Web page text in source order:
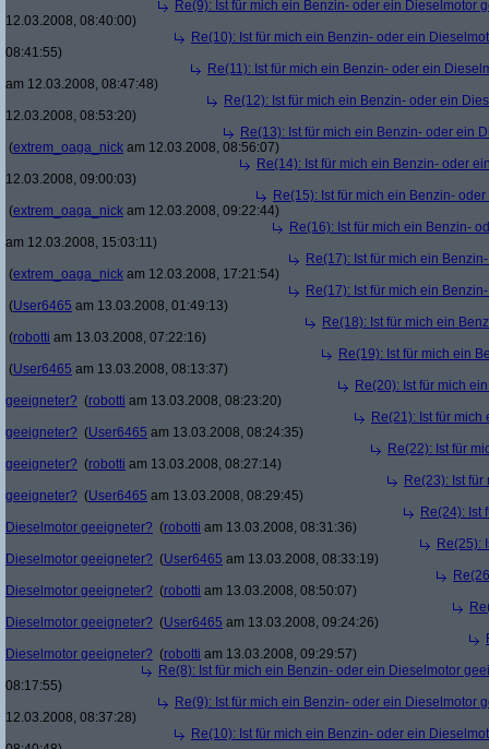
Re(9): Ist für mich ein Benzin- oder ein Dieselmotor
12.03.2008, 08:40:00)
Re(10): Ist für mich ein Benzin- oder ein
08:41:55)
Re(11): Ist für mich ein Benzin- oder ein
am 12.03.2008, 08:47:48)
Re(12): Ist für mich ein Benzin- oder ein
12.03.2008, 08:53:20)
Re(13): Ist für mich ein Benzin- oder ein
(extrem_oaga_nick am 12.03.2008, 08:56:07)
Re(14): Ist für mich ein Benzin- oder
12.03.2008, 09:00:03)
Re(15): Ist für mich ein Benzin-
(extrem_oaga_nick am 12.03.2008, 09:22:44)
Re(16): Ist für mich ein Benzin-
am 12.03.2008, 15:03:11)
Re(17): Ist für mich ein
(extrem_oaga_nick am 12.03.2008, 17:21:54)
Re(17): Ist für mich ein
(User6465 am 13.03.2008, 01:49:13)
Re(18): Ist für mich ein
(robotti am 13.03.2008, 07:22:16)
Re(19): Ist für mich ein
(User6465 am 13.03.2008, 08:13:37)
Re(20): Ist für mich
geeigneter? (robotti am 13.03.2008, 08:23:20)
Re(21): Ist für
geeigneter? (User6465 am 13.03.2008, 08:24:35)
Re(22): Ist für
geeigneter? (robotti am 13.03.2008, 08:27:14)
Re(23): Ist
geeigneter? (User6465 am 13.03.2008, 08:29:45)
Re(24): Ist
Dieselmotor geeigneter? (robotti am 13.03.2008, 08:31:36)
Re(25):
Dieselmotor geeigneter? (User6465 am 13.03.2008, 08:33:19)
Dieselmotor geeigneter? (robotti am 13.03.2008, 08:50:07)
Dieselmotor geeigneter? (User6465 am 13.03.2008, 09:24:26)
Dieselmotor geeigneter? (robotti am 13.03.2008, 09:29:57)
Re(8): Ist für mich ein Benzin- oder ein Dieselmotor
08:17:55)
Re(9): Ist für mich ein Benzin- oder ein Dieselmotor
12.03.2008, 08:37:28)
Re(10): Ist für mich ein Benzin- oder ein